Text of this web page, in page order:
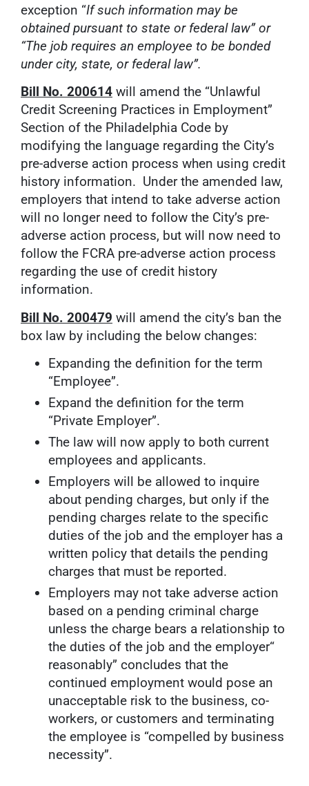
exception “If such information may be
obtained pursuant to state or federal law” or
“The job requires an employee to be bonded
under city, state, or federal law”.
Bill No. 200614 will amend the “Unlawful
Credit Screening Practices in Employment”
Section of the Philadelphia Code by
modifying the language regarding the City’s
pre-adverse action process when using credit
history information. Under the amended law,
employers that intend to take adverse action
will no longer need to follow the City’s pre-
adverse action process, but will now need to
follow the FCRA pre-adverse action process
regarding the use of credit history
information.
Bill No. 200479 will amend the city’s ban the
box law by including the below changes:
Expanding the definition for the term
“Employee”.
Expand the definition for the term
“Private Employer”.
The law will now apply to both current
employees and applicants.
Employers will be allowed to inquire
about pending charges, but only if the
pending charges relate to the specific
duties of the job and the employer has a
written policy that details the pending
charges that must be reported.
Employers may not take adverse action
based on a pending criminal charge
unless the charge bears a relationship to
the duties of the job and the employer“
reasonably” concludes that the
continued employment would pose an
unacceptable risk to the business, co-
workers, or customers and terminating
the employee is “compelled by business
necessity”.